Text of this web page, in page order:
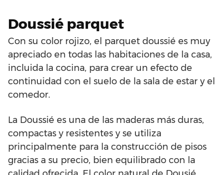
Doussié parquet
Con su color rojizo, el parquet doussié es muy
apreciado en todas las habitaciones de la casa,
incluida la cocina, para crear un efecto de
continuidad con el suelo de la sala de estar y el
comedor.
La Doussié es una de las maderas más duras,
compactas y resistentes y se utiliza
principalmente para la construcción de pisos
gracias a su precio, bien equilibrado con la